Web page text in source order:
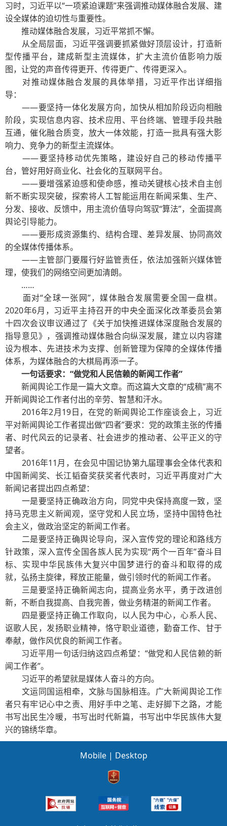
习时，习近平以“一项紧迫课题”来强调推动媒体融合发展、建
设全媒体的迫切性与重要性。
推动媒体融合发展，习近平常抓不懈。
从全局层面，习近平强调要抓紧做好顶层设计，打造新
型传播平台，建成新型主流媒体，扩大主流价值影响力版
图，让党的声音传得更开、传得更广、传得更深入。
对推动媒体融合发展的具体举措，习近平作出详细指
导：
——要坚持一体化发展方向，加快从相加阶段迈向相融
阶段，实现信息内容、技术应用、平台终端、管理手段共融
互通，催化融合质变，放大一体效能，打造一批具有强大影
响力、竞争力的新型主流媒体。
——要坚持移动优先策略，建设好自己的移动传播平
台，管好用好商业化、社会化的互联网平台。
——要增强紧迫感和使命感，推动关键核心技术自主创
新不断实现突破，探索将人工智能运用在新闻采集、生产、
分发、接收、反馈中，用主流价值导向驾驭“算法”，全面提高
舆论引导能力。
——要形成资源集约、结构合理、差异发展、协同高效
的全媒体传播体系。
——主管部门要履行好监管责任，依法加强新兴媒体管
理，使我们的网络空间更加清朗。
……
面对“全球一张网”，媒体融合发展需要全国一盘棋。
2020年6月，习近平主持召开的中央全面深化改革委员会第
十四次会议审议通过了《关于加快推进媒体深度融合发展的
指导意见》，强调推动媒体融合向纵深发展，建立以内容建
设为根本、先进技术为支撑、创新管理为保障的全媒体传播
体系，为媒体融合的大棋局再添一子。
一句话要求：“做党和人民信赖的新闻工作者”
新闻舆论工作是一篇大文章。而这篇大文章的“成稿”离不
开新闻舆论工作者付出的辛劳、智慧和汗水。
2016年2月19日，在党的新闻舆论工作座谈会上，习近
平对新闻舆论工作者提出做“四者”要求：党的政策主张的传播
者、时代风云的记录者、社会进步的推动者、公平正义的守
望者。
2016年11月，在会见中国记协第九届理事会全体代表和
中国新闻奖、长江韬奋奖获奖者代表时，习近平再度对广大
新闻记者提出四点希望：
一是要坚持正确政治方向，同党中央保持高度一致，坚
持马克思主义新闻观，坚守党和人民立场，坚持中国特色社
会主义，做政治坚定的新闻工作者。
二是要坚持正确舆论导向，深入宣传党的理论和路线方
针政策，深入宣传全国各族人民为实现“两个一百年”奋斗目
标、实现中华民族伟大复兴中国梦进行的奋斗和取得的成
就，弘扬主旋律，释放正能量，做引领时代的新闻工作者。
三是要坚持正确新闻志向，提高业务水平，勇于改进创
新，不断自我提高、自我完善，做业务精湛的新闻工作者。
四是要坚持正确工作取向，以人民为中心，心系人民、
讴歌人民，发扬职业精神，恪守职业道德，勤奋工作、甘于
奉献，做作风优良的新闻工作者。
习近平用一句话归纳这四点希望：“做党和人民信赖的新
闻工作者”。
习近平的希望就是媒体人奋斗的方向。
文运同国运相牵，文脉与国脉相连。广大新闻舆论工作
者只有牢记心中之责、用好手中之笔、走好脚下之路，才能
书写出民生冷暖，书写出时代新篇，书写出中华民族伟大复
兴的锦绣华章。
Mobile | Desktop